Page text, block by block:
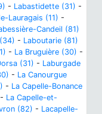
- Labastidette (31) -
Lauragais (11) -
Candeil (81)
- Laboutarie (81)
- La Bruguière (30) -
(31) - Laburgade
- La Canourgue
- La Capelle-Bonance
- La Capelle-et-
(82) - Lacapelle-